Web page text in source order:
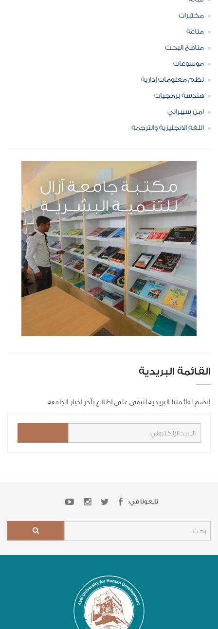
مختبرات
مناعة
مناهج البحث
موسوعات
نظم معلومات إدارية
هندسة برمجيات
امن سيبراني
اللغة الانجليزية والترجمة
القائمة البريدية
إنضم لقائمتنا البريدية لتبقى على إطلاع بآخر اخبار الجامعة
تابعونا في: